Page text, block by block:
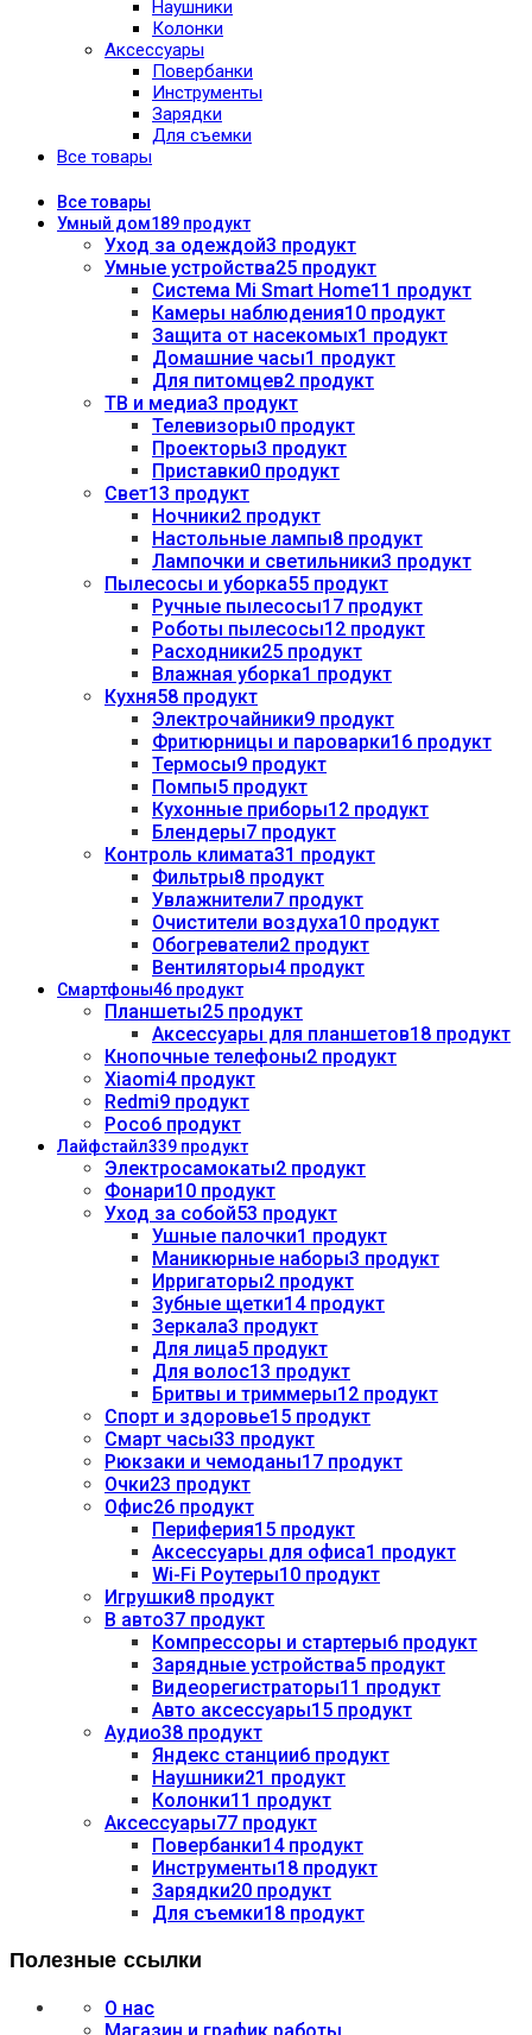
Наушники
Колонки
Аксессуары
Повербанки
Инструменты
Зарядки
Для съемки
Все товары
Всетовары
Умный дом189 продукт
Уход за одеждой3 продукт
Умные устройства25 продукт
Система Mi Smart Home11 продукт
Камеры наблюдения10 продукт
Защита от насекомых1 продукт
Домашние часы1 продукт
Для питомцев2 продукт
ТВ и медиа3 продукт
Телевизоры0 продукт
Проекторы3 продукт
Приставки0 продукт
Свет13 продукт
Ночники2 продукт
Настольные лампы8 продукт
Лампочки и светильники3 продукт
Пылесосы и уборка55 продукт
Ручные пылесосы17 продукт
Роботы пылесосы12 продукт
Расходники25 продукт
Влажная уборка1 продукт
Кухня58 продукт
Электрочайники9 продукт
Фритюрницы и пароварки16 продукт
Термосы9 продукт
Помпы5 продукт
Кухонные приборы12 продукт
Блендеры7 продукт
Контроль климата31 продукт
Фильтры8 продукт
Увлажнители7 продукт
Очистители воздуха10 продукт
Обогреватели2 продукт
Вентиляторы4 продукт
Смартфоны46 продукт
Планшеты25 продукт
Аксессуары для планшетов18 продукт
Кнопочные телефоны2 продукт
Xiaomi4 продукт
Redmi9 продукт
Poco6 продукт
Лайфстайл339 продукт
Электросамокаты2 продукт
Фонари10 продукт
Уход за собой53 продукт
Ушные палочки1 продукт
Маникюрные наборы3 продукт
Ирригаторы2 продукт
Зубные щетки14 продукт
Зеркала3 продукт
Для лица5 продукт
Для волос13 продукт
Бритвы и триммеры12 продукт
Спорт и здоровье15 продукт
Смарт часы33 продукт
Рюкзаки и чемоданы17 продукт
Очки23 продукт
Офис26 продукт
Периферия15 продукт
Аксессуары для офиса1 продукт
Wi-Fi Роутеры10 продукт
Игрушки8 продукт
В авто37 продукт
Компрессоры и стартеры6 продукт
Зарядные устройства5 продукт
Видеорегистраторы11 продукт
Авто аксессуары15 продукт
Аудио38 продукт
Яндекс станции6 продукт
Наушники21 продукт
Колонки11 продукт
Аксессуары77 продукт
Повербанки14 продукт
Инструменты18 продукт
Зарядки20 продукт
Для съемки18 продукт
Полезные ссылки
О нас